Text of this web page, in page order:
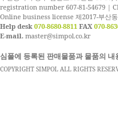
registration number 607-81-54679 |
Online business license 제2017-부산
Help desk 070-8680-8811 FAX 070-
E-mail. master@simpol.co.kr
심폴에 등록된 판매물품과 물품의
COPYRIGHT SIMPOL ALL RIGHTS